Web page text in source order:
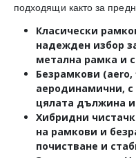
подходящи както за
Класически
надежден избор
метална рамка и
Безрамкови
аеродинамични, с
цялата дължина
Хибридни
на рамкови и
почистване и